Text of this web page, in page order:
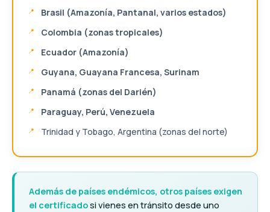
Brasil (Amazonía, Pantanal, varios estados)
Colombia (zonas tropicales)
Ecuador (Amazonía)
Guyana, Guayana Francesa, Surinam
Panamá (zonas del Darién)
Paraguay, Perú, Venezuela
Trinidad y Tobago, Argentina (zonas del norte)
Además de países endémicos, otros países exigen
el certificadosi vienes en tránsito desde uno